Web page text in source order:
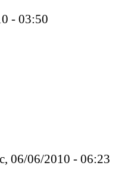
- 03:50
06/06/2010 - 06:23